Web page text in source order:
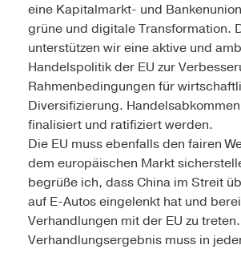
eine Kapitalmarkt- und
grüne und digitale Transformation.
unterstützen wir eine aktive und
Handelspolitik der EU zur
Rahmenbedingungen für
Diversifizierung.
finalisiert und ratifiziert werden.
Die EU muss ebenfalls den fairen
dem europäischen Markt
begrüße ich, dass China im Streit
auf E-Autos eingelenkt hat und
Verhandlungen mit der EU zu
Verhandlungsergebnis muss in